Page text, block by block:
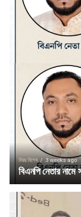
মিরর বিশেষ 3 weeks ago
বিএনপি নেতার নামে